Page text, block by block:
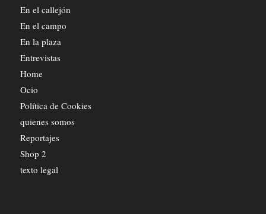
En el callejón
En el campo
En la plaza
Entrevistas
Home
Ocio
Política de Cookies
quienes somos
Reportajes
Shop 2
texto legal